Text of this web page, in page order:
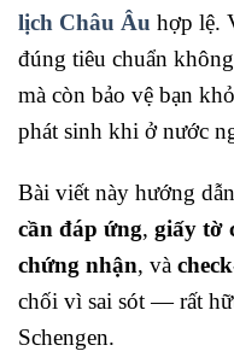
lịch Châu Âu hợp lệ.
đúng tiêu chuẩn
mà còn bảo vệ bạn
phát sinh khi ở nước
Bài viết này hướng
cần đáp ứng, giấy tờ
chứng nhận, và
chối vì sai sót — rất
Schengen.